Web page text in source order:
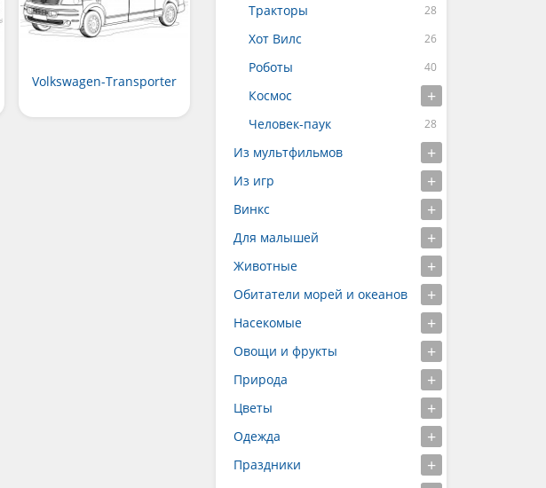
Volkswagen-Transporter
Тракторы
Хот Вилс
Роботы
Космос
Человек-паук
Из мультфильмов
Из игр
Винкс
Для малышей
Животные
Обитатели морей и океанов
Насекомые
Овощи и фрукты
Природа
Цветы
Одежда
Праздники